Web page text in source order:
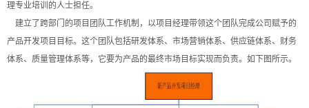
理专业培训的人士担任。
建立了跨部门的项目团队工作机制，以项目经理带领这个团队完成公司赋予的
产品开发项目目标。这个团队包括研发体系、市场营销体系、供应链体系、财务
体系、质量管理体系等，它要为产品的最终市场目标实现而负责。如下图所示。